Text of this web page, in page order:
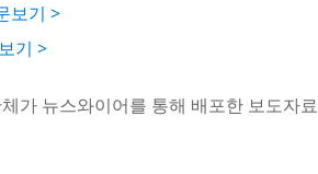
보기 >
기 >
체가 뉴스와이어를 통해 배포한 보도자